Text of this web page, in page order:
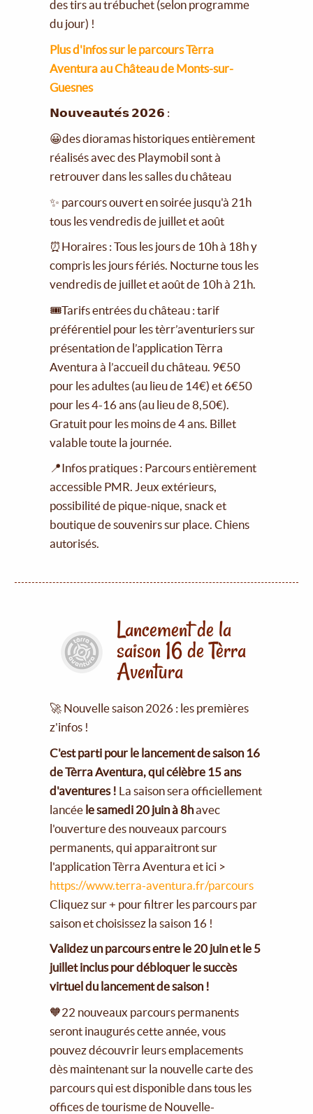
des tirs au trébuchet (selon programme
du jour) !
Plus d'infos sur le parcours Tèrra
Aventura au Château de Monts-sur-
Guesnes
𝗡𝗼𝘂𝘃𝗲𝗮𝘂𝘁𝗲́𝘀 𝟮𝟬𝟮𝟲 :
😀des dioramas historiques entièrement
réalisés avec des Playmobil sont à
retrouver dans les salles du château
✨ parcours ouvert en soirée jusqu'à 21h
tous les vendredis de juillet et août
⏰Horaires : Tous les jours de 10h à 18h y
compris les jours fériés. Nocturne tous les
vendredis de juillet et août de 10h à 21h.
🎟Tarifs entrées du château : tarif
préférentiel pour les tèrr’aventuriers sur
présentation de l’application Tèrra
Aventura à l’accueil du château. 9€50
pour les adultes (au lieu de 14€) et 6€50
pour les 4-16 ans (au lieu de 8,50€).
Gratuit pour les moins de 4 ans. Billet
valable toute la journée.
📍Infos pratiques : Parcours entièrement
accessible PMR. Jeux extérieurs,
possibilité de pique-nique, snack et
boutique de souvenirs sur place. Chiens
autorisés.
Lancement de la
saison 16 de Tèrra
Aventura
🚀 Nouvelle saison 2026 : les premières
z'infos !
C'est parti pour le lancement de saison 16
de Tèrra Aventura, qui célèbre 15 ans
d'aventures ! La saison sera officiellement
lancée le samedi 20 juin à 8havec
l'ouverture des nouveaux parcours
permanents, qui apparaitront sur
l'application Tèrra Aventura et ici >
https://www.terra-aventura.fr/parcours
Cliquez sur + pour filtrer les parcours par
saison et choisissez la saison 16 !
Validez un parcours entre le 20 juin et le 5
juillet inclus pour débloquer le succès
virtuel du lancement de saison !
🧡22 nouveaux parcours permanents
seront inaugurés cette année, vous
pouvez découvrir leurs emplacements
dès maintenant sur la nouvelle carte des
parcours qui est disponible dans tous les
offices de tourisme de Nouvelle-